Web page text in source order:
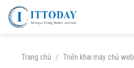
content
Trang chủ / Triển khai máy chủ web